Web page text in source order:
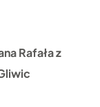
Rafała z